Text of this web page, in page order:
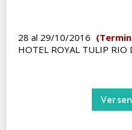
28 al 29/10/2016
HOTEL ROYAL TULIP RIO
Ver